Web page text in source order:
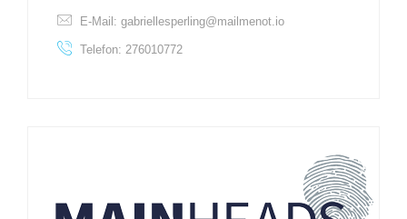
E-Mail: gabriellesperling@mailmenot.io
Telefon: 276010772